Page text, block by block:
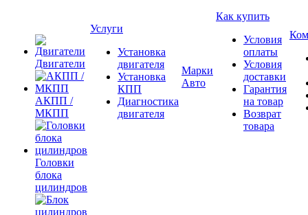
Двигатели
АКПП /
МКПП
Головки
блока
цилиндров
Услуги
Установка
двигателя
Установка
КПП
Диагностика
двигателя
Марки
Авто
Как купить
Условия
оплаты
Условия
доставки
Гарантия
на товар
Возврат
товара